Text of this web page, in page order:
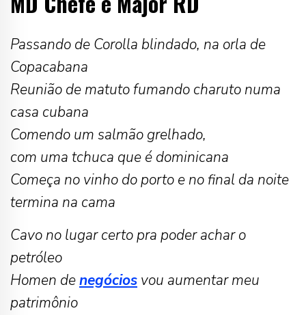
Passando de Corolla blindado, na orla de
Copacabana
Reunião de matuto fumando charuto numa
casa cubana
Comendo um salmão grelhado,
com uma tchuca que é dominicana
Começa no vinho do porto e no final da noite
termina na cama
Cavo no lugar certo pra poder achar o
petróleo
Homen denegócios vou aumentar meu
patrimônio